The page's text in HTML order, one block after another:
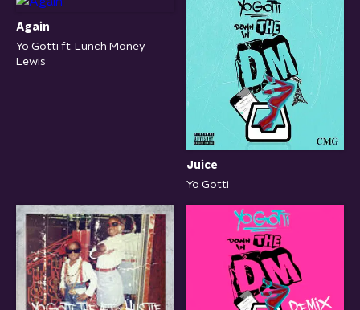
Again
Yo Gotti ft. Lunch Money
Lewis
Juice
Yo Gotti